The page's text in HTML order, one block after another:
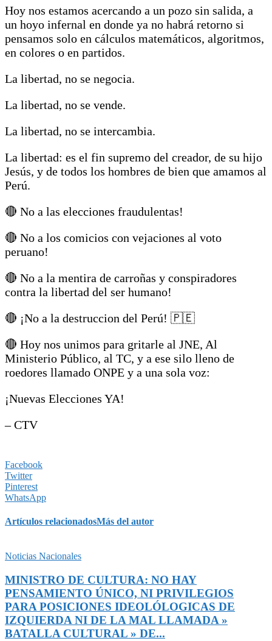
Hoy nos estamos acercando a un pozo sin salida, a
un hoyo infernal en donde ya no habrá retorno si
pensamos solo en cálculos matemáticos, algoritmos,
en colores o en partidos.
La libertad, no se negocia.
La libertad, no se vende.
La libertad, no se intercambia.
La libertad: es el fin supremo del creador, de su hijo
Jesús, y de todos los hombres de bien que amamos al
Perú.
🔴 No a las elecciones fraudulentas!
🔴 No a los comicios con vejaciones al voto
peruano!
🔴 No a la mentira de carroñas y conspiradores
contra la libertad del ser humano!
🔴 ¡No a la destruccion del Perú! 🇵🇪
🔴 Hoy nos unimos para gritarle al JNE, Al
Ministerio Público, al TC, y a ese silo lleno de
roedores llamado ONPE y a una sola voz:
¡Nuevas Elecciones YA!
– CTV
Facebook
Twitter
Pinterest
WhatsApp
Artículos relacionadosMás del autor
Noticias Nacionales
MINISTRO DE CULTURA: NO HAY
PENSAMIENTO ÚNICO, NI PRIVILEGIOS
PARA POSICIONES IDEOLÓLOGICAS DE
IZQUIERDA NI DE LA MAL LLAMADA »
BATALLA CULTURAL » DE...